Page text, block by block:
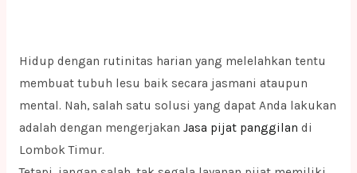
Hidup dengan rutinitas harian yang melelahkan tentu
membuat tubuh lesu baik secara jasmani ataupun
mental. Nah, salah satu solusi yang dapat Anda lakukan
adalah dengan mengerjakan Jasa pijat panggilan di
Lombok Timur.